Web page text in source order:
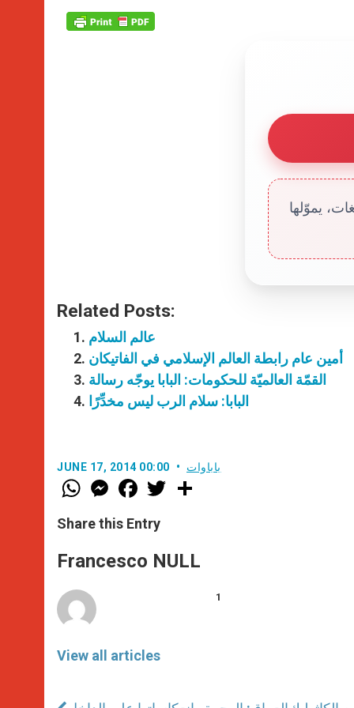
يموّلها
Related Posts:
عالم السلام
أمين عام رابطة العالم الإسلامي في الفاتيكان
القمّة العالميّة للحكومات: البابا يوجّه رسالة
البابا: سلام الرب ليس مخدِّرًا
JUNE 17, 2014 00:00 باباوات
W
h
t
s
p
p
M
e
s
e
g
e
F
a
e
b
o
k
w
r
Share this Entry
Francesco NULL
View all articles
1